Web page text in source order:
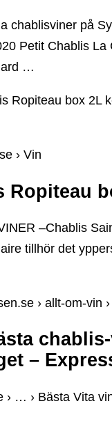
chablisviner på
Petit Chablis La
…
Ropiteau box 2L
› Vin
Ropiteau
–Chablis
tillhör det
› allt-om-vin
–
› … › Bästa Vita